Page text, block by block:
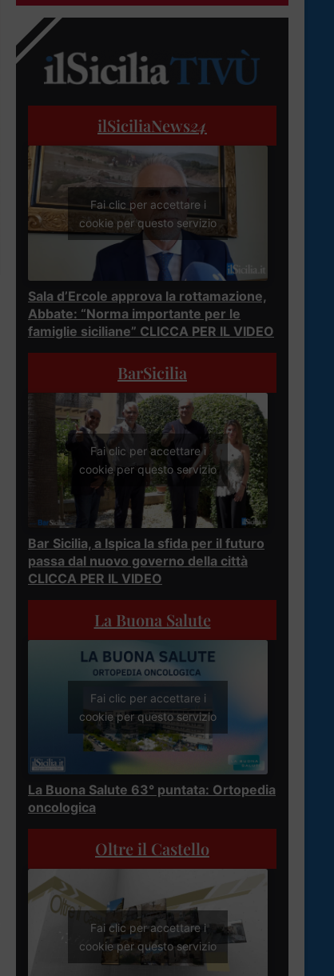
ilSiciliaNews24
Fai clic per accettare i
cookie per questo servizio
Sala d’Ercole approva la rottamazione,
Abbate: “Norma importante per le
famiglie siciliane” CLICCA PER IL VIDEO
BarSicilia
Fai clic per accettare i
cookie per questo servizio
Bar Sicilia, a Ispica la sfida per il futuro
passa dal nuovo governo della città
CLICCA PER IL VIDEO
La Buona Salute
Fai clic per accettare i
cookie per questo servizio
La Buona Salute 63° puntata: Ortopedia
oncologica
Oltre il Castello
Fai clic per accettare i
cookie per questo servizio